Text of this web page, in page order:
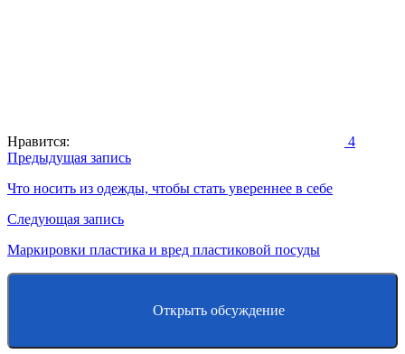
Нравится: 4
Навигация
по
записям
Предыдущая запись
Что носить из одежды, чтобы стать увереннее в себе
Следующая запись
Маркировки пластика и вред пластиковой посуды
Открыть обсуждение